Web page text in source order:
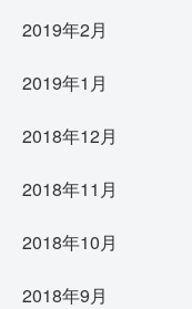
2019年2月
2019年1月
2018年12月
2018年11月
2018年10月
2018年9月